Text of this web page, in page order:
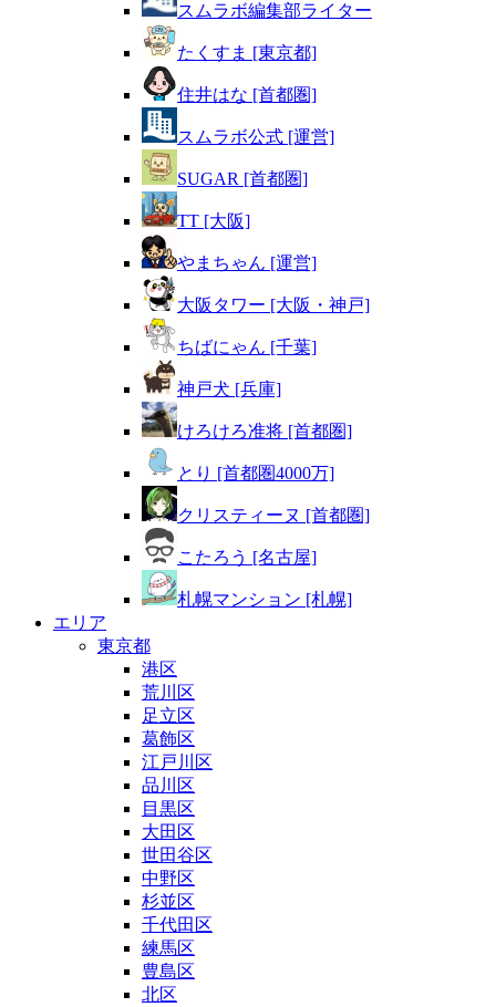
スムラボ編集部ライター
たくすま [東京都]
住井はな [首都圏]
スムラボ公式 [運営]
SUGAR [首都圏]
TT [大阪]
やまちゃん [運営]
大阪タワー [大阪・神戸]
ちばにゃん [千葉]
神戸犬 [兵庫]
けろけろ准将 [首都圏]
とり [首都圏4000万]
クリスティーヌ [首都圏]
こたろう [名古屋]
札幌マンション [札幌]
エリア
東京都
港区
荒川区
足立区
葛飾区
江戸川区
品川区
目黒区
大田区
世田谷区
中野区
杉並区
千代田区
練馬区
豊島区
北区